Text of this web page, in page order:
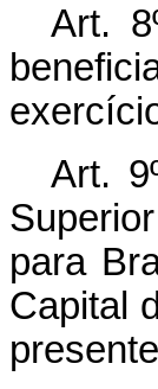
Art.
Art.
para
Capital